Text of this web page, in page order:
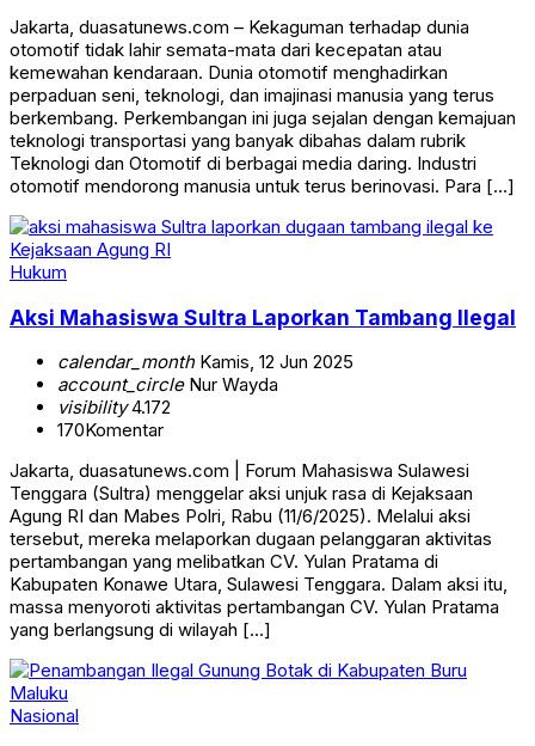
Jakarta, duasatunews.com – Kekaguman terhadap dunia
otomotif tidak lahir semata-mata dari kecepatan atau
kemewahan kendaraan. Dunia otomotif menghadirkan
perpaduan seni, teknologi, dan imajinasi manusia yang terus
berkembang. Perkembangan ini juga sejalan dengan kemajuan
teknologi transportasi yang banyak dibahas dalam rubrik
Teknologi dan Otomotif di berbagai media daring. Industri
otomotif mendorong manusia untuk terus berinovasi. Para […]
Hukum
Aksi Mahasiswa Sultra Laporkan Tambang Ilegal
calendar_monthKamis, 12 Jun 2025
account_circleNur Wayda
visibility4.172
170Komentar
Jakarta, duasatunews.com | Forum Mahasiswa Sulawesi
Tenggara (Sultra) menggelar aksi unjuk rasa di Kejaksaan
Agung RI dan Mabes Polri, Rabu (11/6/2025). Melalui aksi
tersebut, mereka melaporkan dugaan pelanggaran aktivitas
pertambangan yang melibatkan CV. Yulan Pratama di
Kabupaten Konawe Utara, Sulawesi Tenggara. Dalam aksi itu,
massa menyoroti aktivitas pertambangan CV. Yulan Pratama
yang berlangsung di wilayah […]
Nasional